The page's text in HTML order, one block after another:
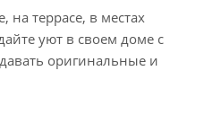
террасе, в местах
уют в своем доме с
оригинальные и